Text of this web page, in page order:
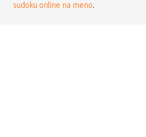
sudoku online na meno